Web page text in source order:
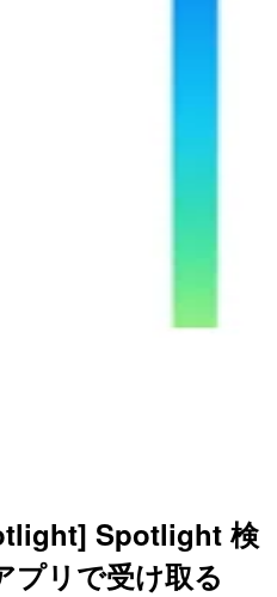
Spotlight 検
プリで受け取る